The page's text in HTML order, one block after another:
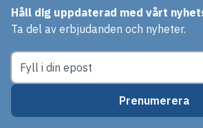
Håll dig uppdaterad med vårt
Ta del av erbjudanden och nyheter.
Prenumerera